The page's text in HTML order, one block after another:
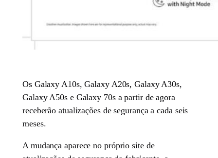
Os Galaxy A10s, Galaxy A20s, Galaxy A30s,
Galaxy A50s e Galaxy 70s a partir de agora
receberão atualizações de segurança a cada seis
meses.
A mudança aparece no próprio site de